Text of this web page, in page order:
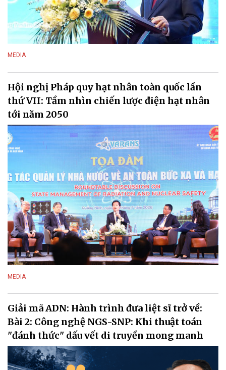
MEDIA
Hội nghị Pháp quy hạt nhân toàn quốc lần
thứ VII: Tầm nhìn chiến lược điện hạt nhân
tới năm 2050
MEDIA
Giải mã ADN: Hành trình đưa liệt sĩ trở về:
Bài 2: Công nghệ NGS-SNP: Khi thuật toán
"đánh thức" dấu vết di truyền mong manh